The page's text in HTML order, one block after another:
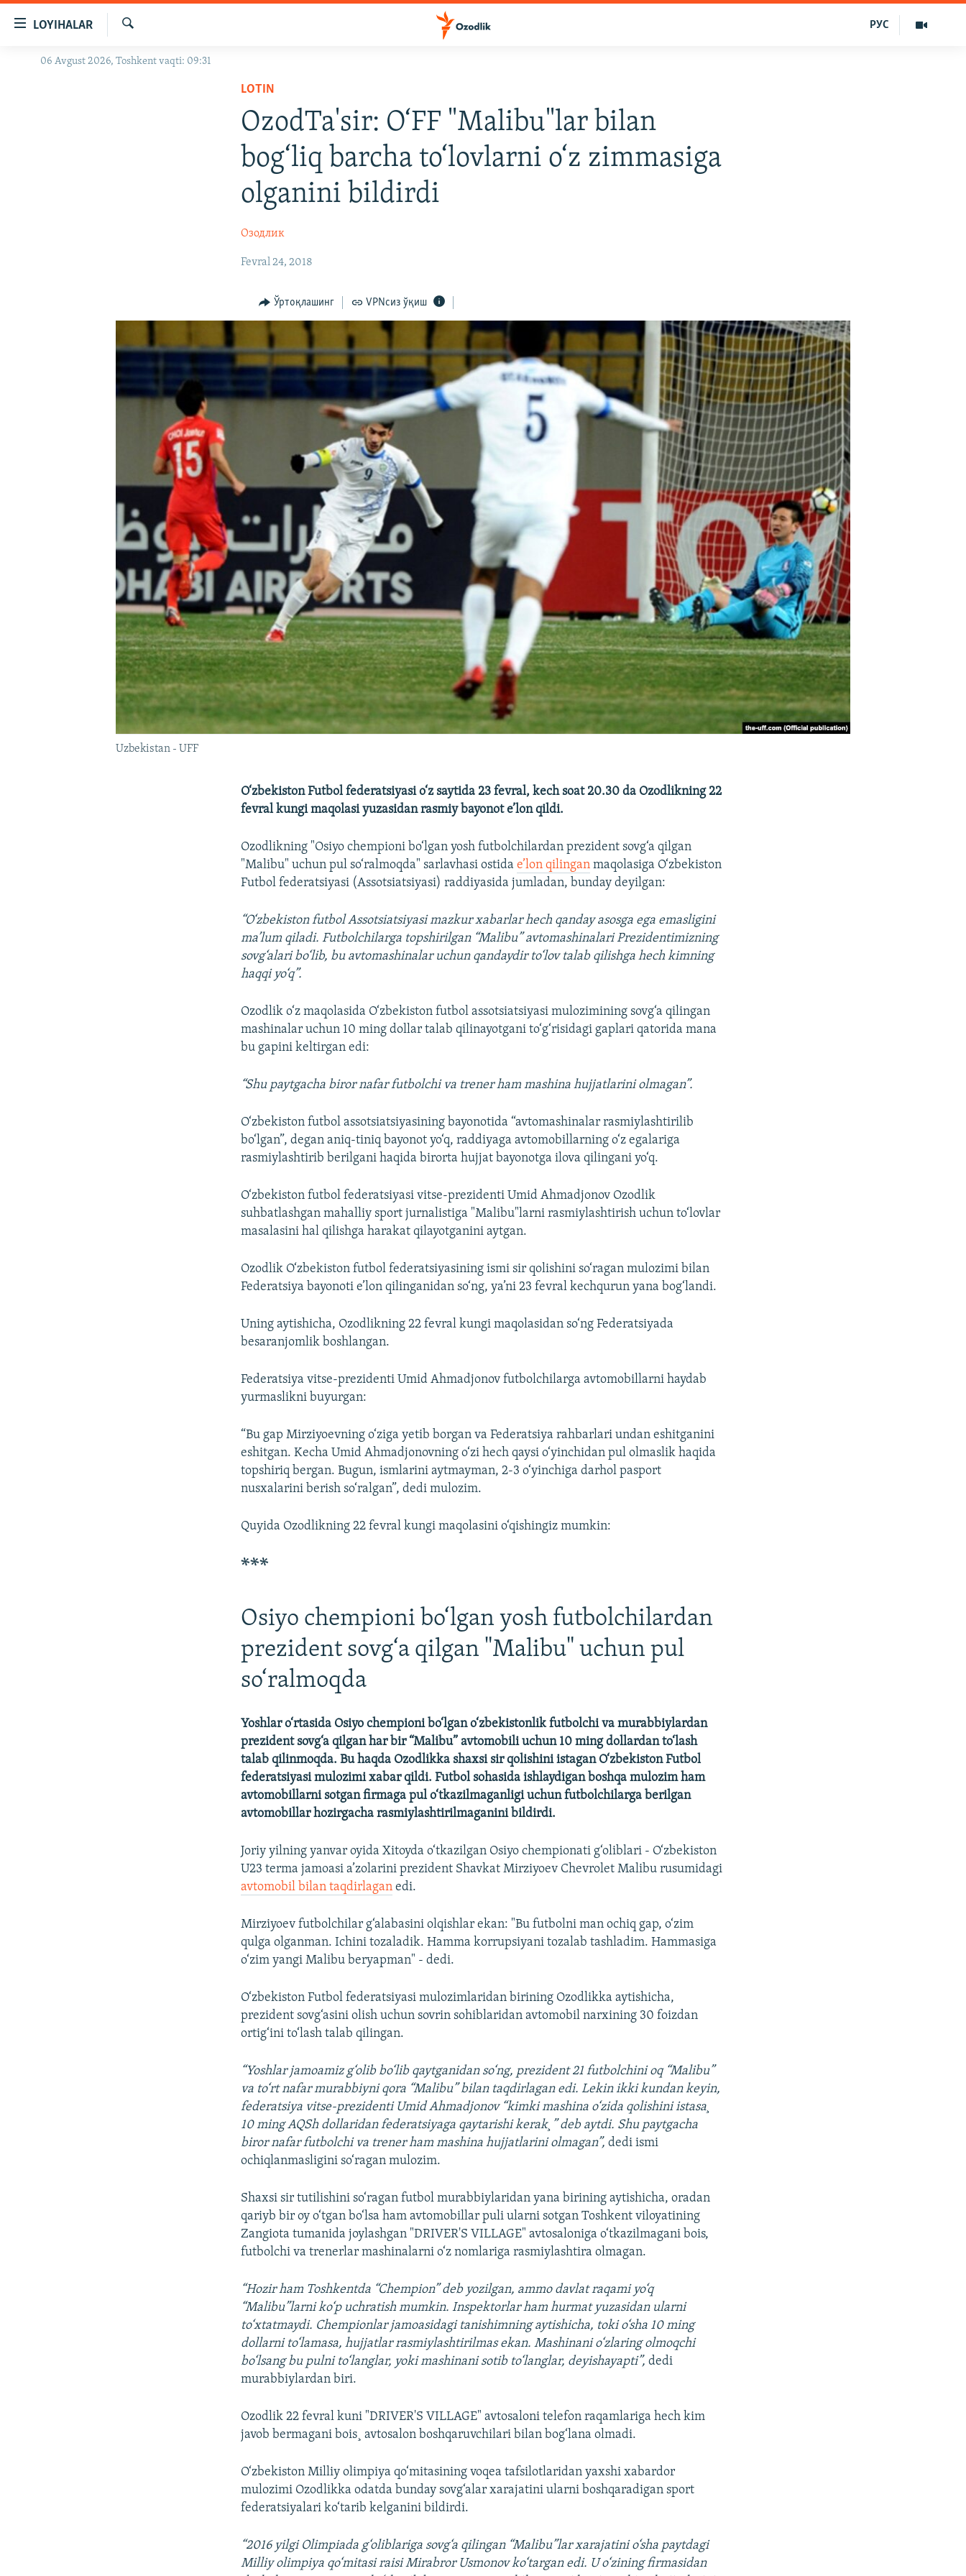
Бош
LOYIHALAR
OZODLIK SURISHTIRUVLARI
Излаш
РУС
06 Avgust 2026, Toshkent vaqti: 09:31
LOTIN
OzodTa'sir: O‘FF "Malibu"lar bilan
bog‘liq barcha to‘lovlarni o‘z zimmasiga
olganini bildirdi
Озодлик
Fevral 24, 2018
Ўртоқлашинг VPNсиз ўқиш
Uzbekistan - UFF
O‘zbekiston Futbol federatsiyasi o‘z saytida 23 fevral, kech soat 20.30 da Ozodlikning 22
fevral kungi maqolasi yuzasidan rasmiy bayonot e’lon qildi.
Ozodlikning "Osiyo chempioni bo‘lgan yosh futbolchilardan prezident sovg‘a qilgan
"Malibu" uchun pul so‘ralmoqda" sarlavhasi ostidae’lon qilingan maqolasiga O‘zbekiston
Futbol federatsiyasi (Assotsiatsiyasi) raddiyasida jumladan, bunday deyilgan:
“O‘zbekiston futbol Assotsiatsiyasi mazkur xabarlar hech qanday asosga ega emasligini
ma’lum qiladi. Futbolchilarga topshirilgan “Malibu” avtomashinalari Prezidentimizning
sovg‘alari bo‘lib, bu avtomashinalar uchun qandaydir to‘lov talab qilishga hech kimning
haqqi yo‘q”.
Ozodlik o‘z maqolasida O‘zbekiston futbol assotsiatsiyasi mulozimining sovg‘a qilingan
mashinalar uchun 10 ming dollar talab qilinayotgani to‘g‘risidagi gaplari qatorida mana
bu gapini keltirgan edi:
“Shu paytgacha biror nafar futbolchi va trener ham mashina hujjatlarini olmagan”.
O‘zbekiston futbol assotsiatsiyasining bayonotida “avtomashinalar rasmiylashtirilib
bo‘lgan”, degan aniq-tiniq bayonot yo‘q, raddiyaga avtomobillarning o‘z egalariga
rasmiylashtirib berilgani haqida birorta hujjat bayonotga ilova qilingani yo‘q.
O‘zbekiston futbol federatsiyasi vitse-prezidenti Umid Ahmadjonov Ozodlik
suhbatlashgan mahalliy sport jurnalistiga "Malibu"larni rasmiylashtirish uchun to‘lovlar
masalasini hal qilishga harakat qilayotganini aytgan.
Ozodlik O‘zbekiston futbol federatsiyasining ismi sir qolishini so‘ragan mulozimi bilan
Federatsiya bayonoti e’lon qilinganidan so‘ng, ya’ni 23 fevral kechqurun yana bog‘landi.
Uning aytishicha, Ozodlikning 22 fevral kungi maqolasidan so‘ng Federatsiyada
besaranjomlik boshlangan.
Federatsiya vitse-prezidenti Umid Ahmadjonov futbolchilarga avtomobillarni haydab
yurmaslikni buyurgan:
“Bu gap Mirziyoevning o‘ziga yetib borgan va Federatsiya rahbarlari undan eshitganini
eshitgan. Kecha Umid Ahmadjonovning o‘zi hech qaysi o‘yinchidan pul olmaslik haqida
topshiriq bergan. Bugun, ismlarini aytmayman, 2-3 o‘yinchiga darhol pasport
nusxalarini berish so‘ralgan”, dedi mulozim.
Quyida Ozodlikning 22 fevral kungi maqolasini o‘qishingiz mumkin:
***
Osiyo chempioni bo‘lgan yosh futbolchilardan
prezident sovg‘a qilgan "Malibu" uchun pul
so‘ralmoqda
Yoshlar o‘rtasida Osiyo chempioni bo‘lgan o‘zbekistonlik futbolchi va murabbiylardan
prezident sovg‘a qilgan har bir “Malibu” avtomobili uchun 10 ming dollardan to‘lash
talab qilinmoqda. Bu haqda Ozodlikka shaxsi sir qolishini istagan O‘zbekiston Futbol
federatsiyasi mulozimi xabar qildi. Futbol sohasida ishlaydigan boshqa mulozim ham
avtomobillarni sotgan firmaga pul o‘tkazilmaganligi uchun futbolchilarga berilgan
avtomobillar hozirgacha rasmiylashtirilmaganini bildirdi.
Joriy yilning yanvar oyida Xitoyda o‘tkazilgan Osiyo chempionati g‘oliblari - O‘zbekiston
U23 terma jamoasi a’zolarini prezident Shavkat Mirziyoev Chevrolet Malibu rusumidagi
avtomobil bilan taqdirlagan edi.
Mirziyoev futbolchilar g‘alabasini olqishlar ekan: "Bu futbolni man ochiq gap, o‘zim
qulga olganman. Ichini tozaladik. Hamma korrupsiyani tozalab tashladim. Hammasiga
o‘zim yangi Malibu beryapman" - dedi.
O‘zbekiston Futbol federatsiyasi mulozimlaridan birining Ozodlikka aytishicha,
prezident sovg‘asini olish uchun sovrin sohiblaridan avtomobil narxining 30 foizdan
ortig‘ini to‘lash talab qilingan.
“Yoshlar jamoamiz g‘olib bo‘lib qaytganidan so‘ng, prezident 21 futbolchini oq “Malibu”
va to‘rt nafar murabbiyni qora “Malibu” bilan taqdirlagan edi. Lekin ikki kundan keyin,
federatsiya vitse-prezidenti Umid Ahmadjonov “kimki mashina o‘zida qolishini istasa¸
10 ming AQSh dollaridan federatsiyaga qaytarishi kerak¸” deb aytdi. Shu paytgacha
biror nafar futbolchi va trener ham mashina hujjatlarini olmagan”,dedi ismi
ochiqlanmasligini so‘ragan mulozim.
Shaxsi sir tutilishini so‘ragan futbol murabbiylaridan yana birining aytishicha, oradan
qariyb bir oy o‘tgan bo‘lsa ham avtomobillar puli ularni sotgan Toshkent viloyatining
Zangiota tumanida joylashgan "DRIVER'S VILLAGE" avtosaloniga o‘tkazilmagani bois,
futbolchi va trenerlar mashinalarni o‘z nomlariga rasmiylashtira olmagan.
“Hozir ham Toshkentda “Chempion” deb yozilgan, ammo davlat raqami yo‘q
“Malibu”larni ko‘p uchratish mumkin. Inspektorlar ham hurmat yuzasidan ularni
to‘xtatmaydi. Chempionlar jamoasidagi tanishimning aytishicha, toki o‘sha 10 ming
dollarni to‘lamasa, hujjatlar rasmiylashtirilmas ekan. Mashinani o‘zlaring olmoqchi
bo‘lsang bu pulni to‘langlar, yoki mashinani sotib to‘langlar, deyishayapti”,dedi
murabbiylardan biri.
Ozodlik 22 fevral kuni "DRIVER'S VILLAGE" avtosaloni telefon raqamlariga hech kim
javob bermagani bois¸ avtosalon boshqaruvchilari bilan bog‘lana olmadi.
O‘zbekiston Milliy olimpiya qo‘mitasining voqea tafsilotlaridan yaxshi xabardor
mulozimi Ozodlikka odatda bunday sovg‘alar xarajatini ularni boshqaradigan sport
federatsiyalari ko‘tarib kelganini bildirdi.
“2016 yilgi Olimpiada g‘oliblariga sovg‘a qilingan “Malibu”lar xarajatini o‘sha paytdagi
Milliy olimpiya qo‘mitasi raisi Mirabror Usmonov ko‘targan edi. U o‘zining firmasidan